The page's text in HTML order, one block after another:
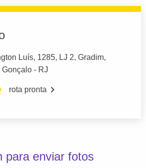
Luís, 1285, LJ 2, Gradim,
- RJ
rota pronta
para enviar fotos